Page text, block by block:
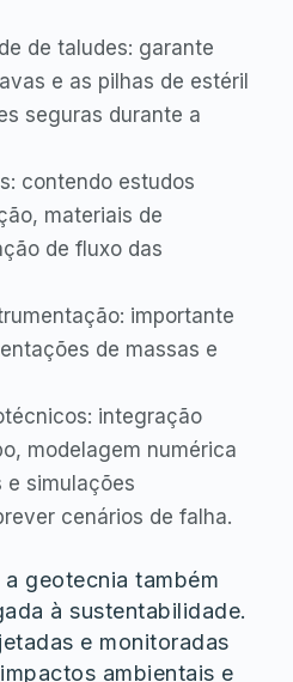
de taludes: garante
e as pilhas de estéril
seguras durante a
contendo estudos
materiais de
de fluxo das
importante
de massas e
integração
modelagem numérica
e simulações
cenários de falha.
geotecnia também
à sustentabilidade.
e monitoradas
ambientais e